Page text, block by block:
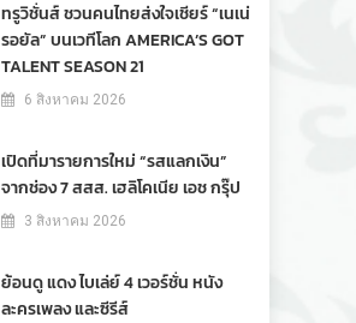
ทรูวิชั่นส์ ชวนคนไทยส่งใจเชียร์ “เนเน่
รอยัล” บนเวทีโลก AMERICA’S GOT
TALENT SEASON 21
6 สิงหาคม 2026
เปิดที่มารายการใหม่ “รสแลกเงิน”
จากช่อง 7 สสส. เฮลิโคเนีย เอช กรุ๊ป
3 สิงหาคม 2026
ย้อนดู แดง ไบเล่ย์ 4 เวอร์ชั่น หนัง
ละครเพลง และซีรีส์